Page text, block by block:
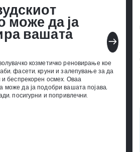
може да ја
вашата east
козметичко реновирање кое
фасети, круни и залепување за да
беспрекорен осмех. Оваа
може да ја подобри вашата појава,
посигурни и попривлечни.